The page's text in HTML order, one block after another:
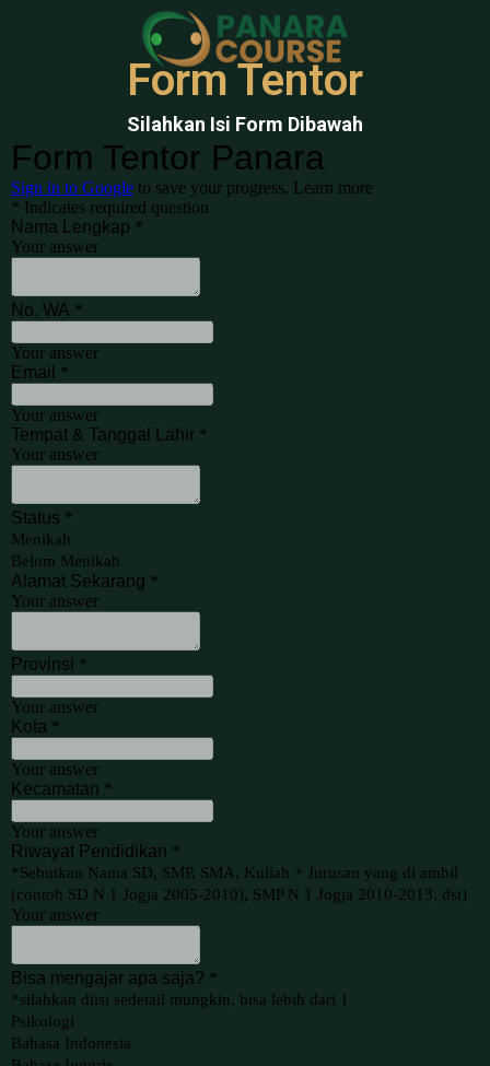
Form Tentor
Silahkan Isi Form Dibawah